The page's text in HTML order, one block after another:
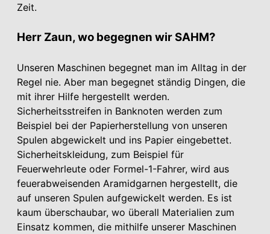
Zeit.
Herr Zaun, wo begegnen wir SAHM?
Unseren Maschinen begegnet man im Alltag in der
Regel nie. Aber man begegnet ständig Dingen, die
mit ihrer Hilfe hergestellt werden.
Sicherheitsstreifen in Banknoten werden zum
Beispiel bei der Papierherstellung von unseren
Spulen abgewickelt und ins Papier eingebettet.
Sicherheitskleidung, zum Beispiel für
Feuerwehrleute oder Formel-1-Fahrer, wird aus
feuerabweisenden Aramidgarnen hergestellt, die
auf unseren Spulen aufgewickelt werden. Es ist
kaum überschaubar, wo überall Materialien zum
Einsatz kommen, die mithilfe unserer Maschinen